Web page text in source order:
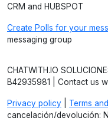
CRM and HUBSPOT
Create Polls for your
messaging group
CHATWITH.IO
B42935981 | Contact us
Privacy policy Terms
cancelación/devolución: